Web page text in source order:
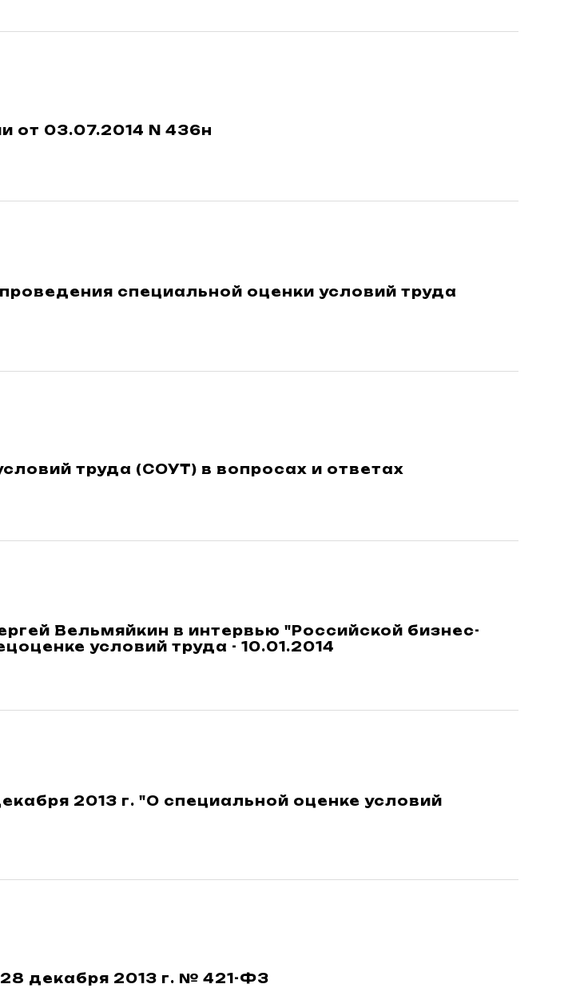
от 03.07.2014 N 436н
специальной оценки условий труда
труда (СОУТ) в вопросах и ответах
Вельмяйкин в интервью "Российской бизнес-
условий труда - 10.01.2014
2013 г. "О специальной оценке условий
декабря 2013 г. № 421-ФЗ